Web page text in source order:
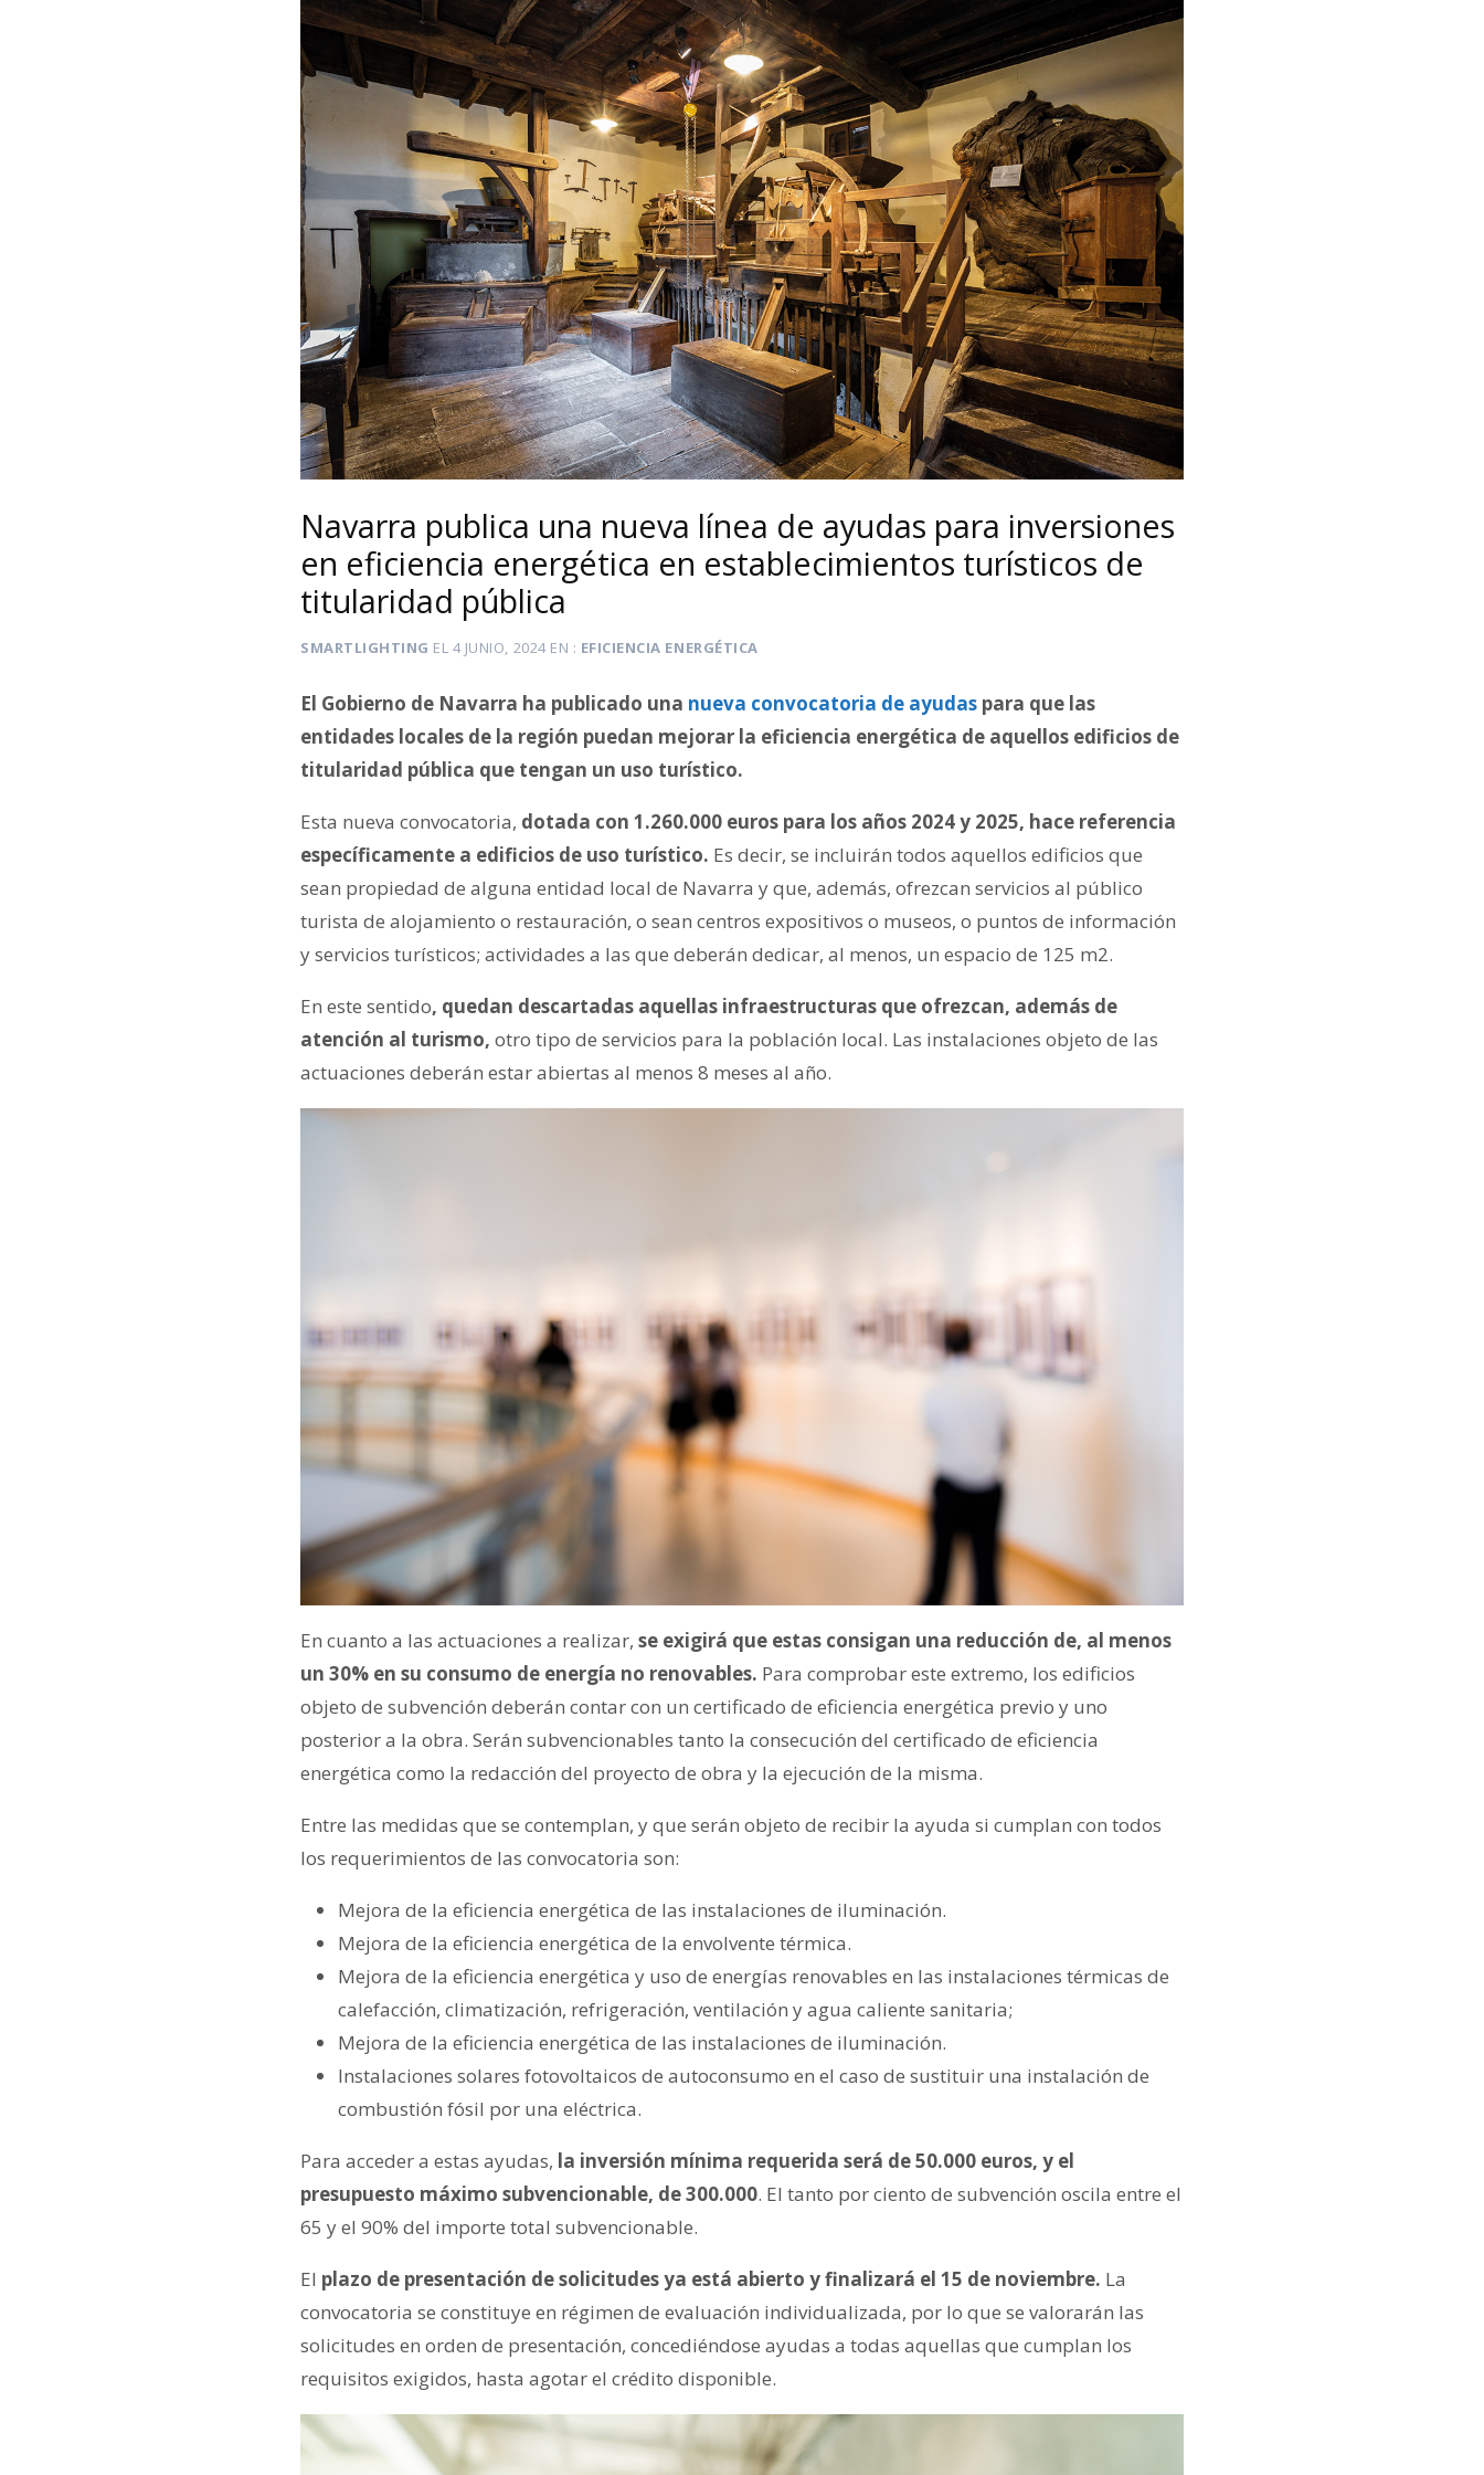
Navarra publica una nueva línea de ayudas para inversiones
en eficiencia energética en establecimientos turísticos de
titularidad pública
SMARTLIGHTING EL 4 JUNIO, 2024EN EFICIENCIA ENERGÉTICA
El Gobierno de Navarra ha publicado una nueva convocatoria de ayudas para que las
entidades locales de la región puedan mejorar la eficiencia energética de aquellos edificios de
titularidad pública que tengan un uso turístico.
Esta nueva convocatoria, dotada con 1.260.000 euros para los años 2024 y 2025, hace referencia
específicamente a edificios de uso turístico. Es decir, se incluirán todos aquellos edificios que
sean propiedad de alguna entidad local de Navarra y que, además, ofrezcan servicios al público
turista de alojamiento o restauración, o sean centros expositivos o museos, o puntos de información
y servicios turísticos; actividades a las que deberán dedicar, al menos, un espacio de 125 m2.
En este sentido, quedan descartadas aquellas infraestructuras que ofrezcan, además de
atención al turismo, otro tipo de servicios para la población local. Las instalaciones objeto de las
actuaciones deberán estar abiertas al menos 8 meses al año.
En cuanto a las actuaciones a realizar, se exigirá que estas consigan una reducción de, al menos
un 30% en su consumo de energía no renovables. Para comprobar este extremo, los edificios
objeto de subvención deberán contar con un certificado de eficiencia energética previo y uno
posterior a la obra. Serán subvencionables tanto la consecución del certificado de eficiencia
energética como la redacción del proyecto de obra y la ejecución de la misma.
Entre las medidas que se contemplan, y que serán objeto de recibir la ayuda si cumplan con todos
los requerimientos de las convocatoria son:
Mejora de la eficiencia energética de las instalaciones de iluminación.
Mejora de la eficiencia energética de la envolvente térmica.
Mejora de la eficiencia energética y uso de energías renovables en las instalaciones térmicas de
calefacción, climatización, refrigeración, ventilación y agua caliente sanitaria;
Mejora de la eficiencia energética de las instalaciones de iluminación.
Instalaciones solares fotovoltaicos de autoconsumo en el caso de sustituir una instalación de
combustión fósil por una eléctrica.
Para acceder a estas ayudas, la inversión mínima requerida será de 50.000 euros, y el
presupuesto máximo subvencionable, de 300.000. El tanto por ciento de subvención oscila entre el
65 y el 90% del importe total subvencionable.
El plazo de presentación de solicitudes ya está abierto y finalizará el 15 de noviembre. La
convocatoria se constituye en régimen de evaluación individualizada, por lo que se valorarán las
solicitudes en orden de presentación, concediéndose ayudas a todas aquellas que cumplan los
requisitos exigidos, hasta agotar el crédito disponible.